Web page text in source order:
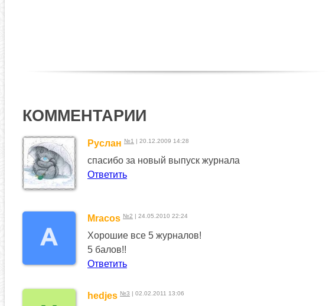
КОММЕНТАРИИ
Руслан №1 | 20.12.2009 14:28
спасибо за новый выпуск журнала
Ответить
Mracos №2 | 24.05.2010 22:24
Хорошие все 5 журналов!
5 балов!!
Ответить
hedjes №3 | 02.02.2011 13:06